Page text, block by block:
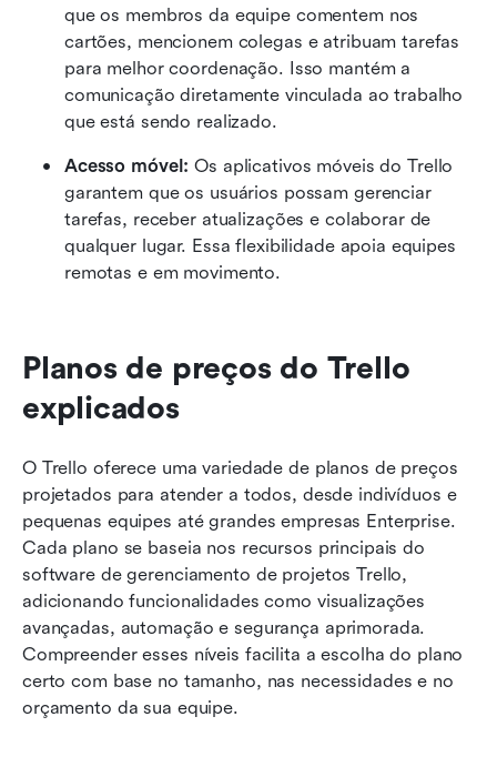
que os membros da equipe comentem nos
cartões, mencionem colegas e atribuam tarefas
para melhor coordenação. Isso mantém a
comunicação diretamente vinculada ao trabalho
que está sendo realizado.
Acesso móvel: Os aplicativos móveis do Trello
garantem que os usuários possam gerenciar
tarefas, receber atualizações e colaborar de
qualquer lugar. Essa flexibilidade apoia equipes
remotas e em movimento.
Planos de preços do Trello
explicados
O Trello oferece uma variedade de planos de preços
projetados para atender a todos, desde indivíduos e
pequenas equipes até grandes empresas Enterprise.
Cada plano se baseia nos recursos principais do
software de gerenciamento de projetos Trello,
adicionando funcionalidades como visualizações
avançadas, automação e segurança aprimorada.
Compreender esses níveis facilita a escolha do plano
certo com base no tamanho, nas necessidades e no
orçamento da sua equipe.